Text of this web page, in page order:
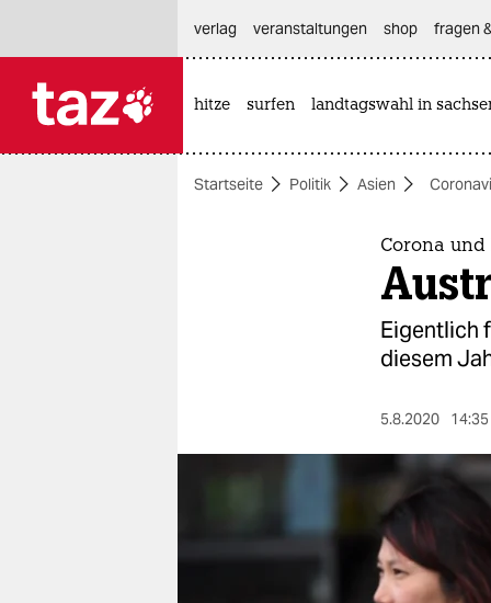
themen
verlag
veranstaltungen shop fragen
hitze surfen landtagswahl in
Startseite Politik Asien
Corona und
Eigentlich
diesem
5.8.2020